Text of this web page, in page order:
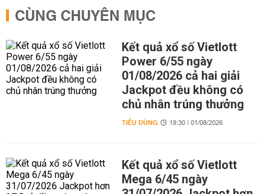
CÙNG CHUYÊN MỤC
Kết quả xổ số Vietlott
Power 6/55 ngày
01/08/2026 cả hai giải
Jackpot đều không có
chủ nhân trúng thưởng
TIÊU DÙNG 19:30 | 01/08/2026
Kết quả xổ số Vietlott
Mega 6/45 ngày